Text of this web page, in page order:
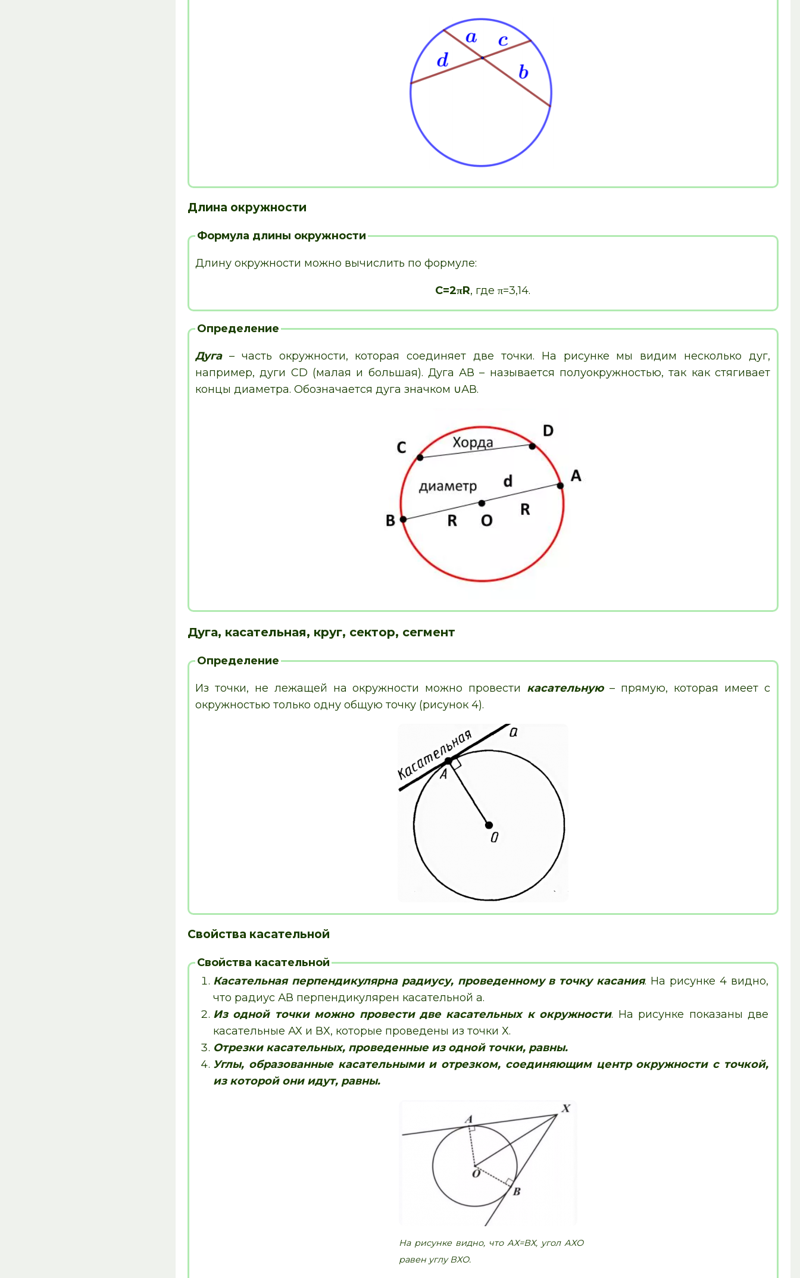
Длина окружности
Формула длины окружности
Длину окружности можно вычислить по формуле:
C=2πR, где π=3,14.
Определение
Дуга– часть окружности, которая соединяет две точки. На рисунке мы видим несколько дуг,
например, дуги CD (малая и большая). Дуга АВ – называется полуокружностью, так как стягивает
концы диаметра. Обозначается дуга значком ∪АВ.
Дуга, касательная, круг, сектор, сегмент
Определение
Из точки, не лежащей на окружности можно провести касательную– прямую, которая имеет с
окружностью только одну общую точку (рисунок 4).
Свойства касательной
Свойства касательной
Касательная перпендикулярна радиусу, проведенному в точку касания. На рисунке 4 видно,
что радиус АВ перпендикулярен касательной а.
Из одной точки можно провести две касательных к окружности. На рисунке показаны две
касательные АХ и ВХ, которые проведены из точки Х.
Отрезки касательных, проведенные из одной точки, равны.
Углы, образованные касательными и отрезком, соединяющим центр окружности с точкой,
из которой они идут, равны.
На рисунке видно, что АХ=ВХ, угол АХО
равен углу ВХО.